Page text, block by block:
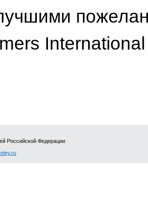
International
Российской Федерации